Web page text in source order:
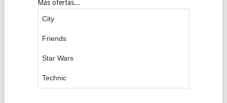
Más ofertas...
City
Friends
Star Wars
Technic